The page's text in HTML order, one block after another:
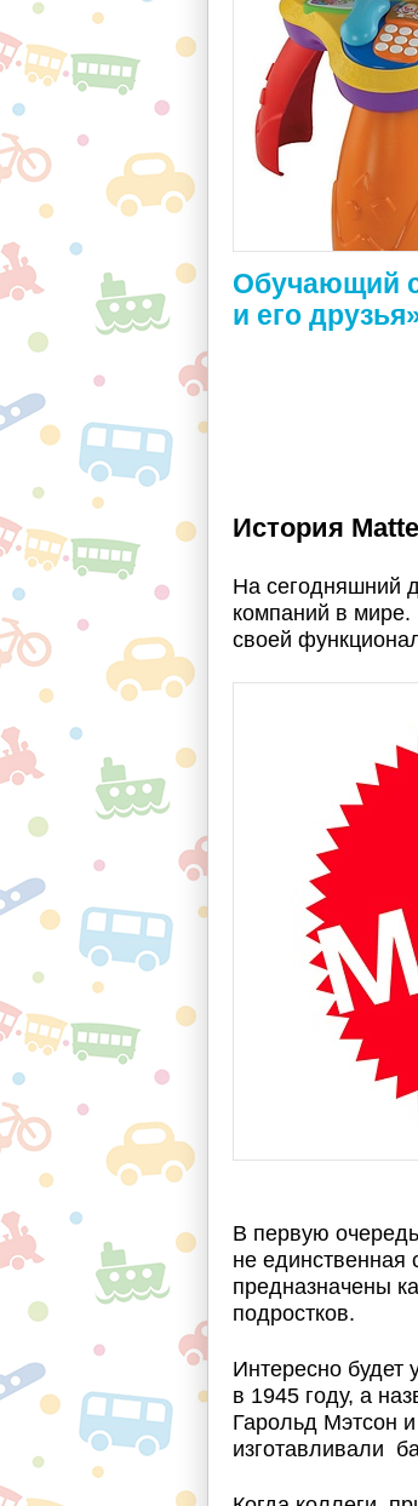
Обучающий
и его
История
На сегодняшний
компаний в мире.
своей
В первую
не единственная
предназначены
подростков.
Интересно будет
в 1945 году, а
Гарольд Мэтсон
изготавливали